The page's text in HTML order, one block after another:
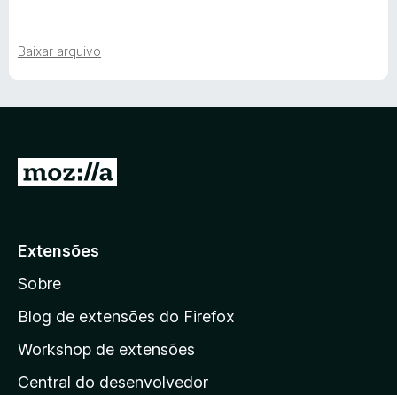
5
v
r
õ
e
s
Baixar arquivo
a
a
a
á
g
Extensões
Sobre
Blog de extensões do Firefox
Workshop de extensões
Central do desenvolvedor